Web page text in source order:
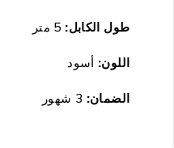
طول الكابل:
اللون: أسود
الضمان: